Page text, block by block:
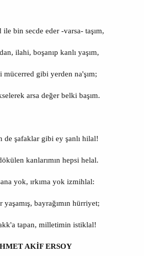
ile bin secde eder -varsa- taşım,
ilahi, boşanıp kanlı yaşım,
i mücerred gibi yerden na'şım;
arsa değer belki başım.
de şafaklar gibi ey şanlı hilal!
kanlarımın hepsi helal.
yok, ırkıma yok izmihlal:
yaşamış, bayrağımın hürriyet;
tapan, milletimin istiklal!
AKİF ERSOY